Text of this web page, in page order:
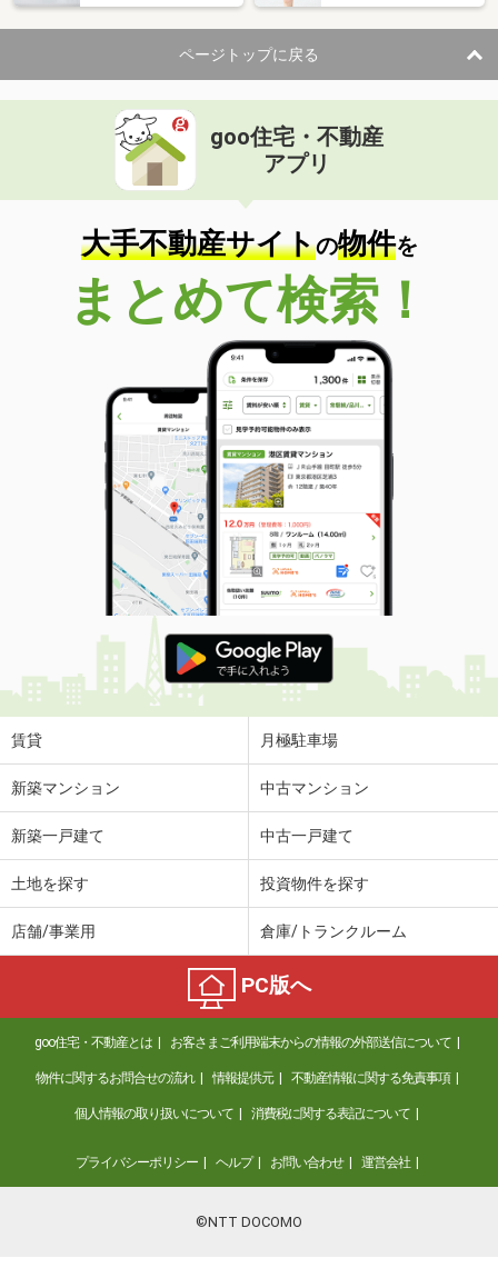
ページトップに戻る
goo住宅・不動産
アプリ
大手不動産サイトの物件を
まとめて検索！
賃貸 月極駐車場
新築マンション 中古マンション
新築一戸建て 中古一戸建て
土地を探す 投資物件を探す
店舗/事業用 倉庫/トランクルーム
PC版へ
goo住宅・不動産とは お客さまご利用端末からの情報の外部送信について
物件に関するお問合せの流れ 情報提供元 不動産情報に関する免責事項
個人情報の取り扱いについて 消費税に関する表記について
プライバシーポリシー ヘルプ お問い合わせ 運営会社
©NTT DOCOMO